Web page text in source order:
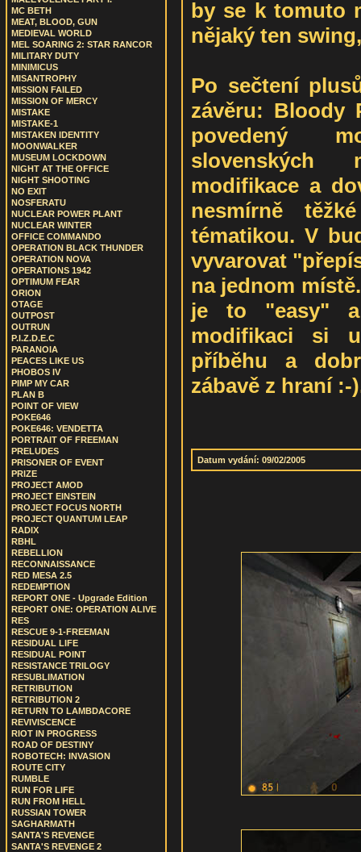
MC BETH
MEAT, BLOOD, GUN
MEDIEVAL WORLD
MEL SOARING 2: STAR RANCOR
MILITARY DUTY
MINIMICUS
MISANTROPHY
MISSION FAILED
MISSION OF MERCY
MISTAKE
MISTAKE-1
MISTAKEN IDENTITY
MOONWALKER
MUSEUM LOCKDOWN
NIGHT AT THE OFFICE
NIGHT SHOOTING
NO EXIT
NOSFERATU
NUCLEAR POWER PLANT
NUCLEAR WINTER
OFFICE COMMANDO
OPERATION BLACK THUNDER
OPERATION NOVA
OPERATIONS 1942
OPTIMUM FEAR
ORION
OTAGE
OUTPOST
OUTRUN
P.I.Z.D.E.C
PARANOIA
PEACES LIKE US
PHOBOS IV
PIMP MY CAR
PLAN B
POINT OF VIEW
POKE646
POKE646: VENDETTA
PORTRAIT OF FREEMAN
PRELUDES
PRISONER OF EVENT
PRIZE
PROJECT AMOD
PROJECT EINSTEIN
PROJECT FOCUS NORTH
PROJECT QUANTUM LEAP
RADIX
RBHL
REBELLION
RECONNAISSANCE
RED MESA 2.5
REDEMPTION
REPORT ONE - Upgrade Edition
REPORT ONE: OPERATION ALIVE
RES
RESCUE 9-1-FREEMAN
RESIDUAL LIFE
RESIDUAL POINT
RESISTANCE TRILOGY
RESUBLIMATION
RETRIBUTION
RETRIBUTION 2
RETURN TO LAMBDACORE
REVIVISCENCE
RIOT IN PROGRESS
ROAD OF DESTINY
ROBOTECH: INVASION
ROUTE CITY
RUMBLE
RUN FOR LIFE
RUN FROM HELL
RUSSIAN TOWER
SAGHARMATH
SANTA'S REVENGE
SANTA'S REVENGE 2
by se k tomuto
nějaký ten
Po sečtení
závěru: Bloody
povedený
slovenských
modifikace a
nesmírně
tématikou. V
vyvarovat
na jednom
je to "easy"
modifikaci si
příběhu a
zábavě z hraní :-
Datum vydání: 09/02/2005